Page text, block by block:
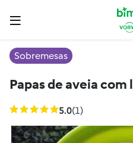
Sobremesas
Papas de aveia com
5.0(1)